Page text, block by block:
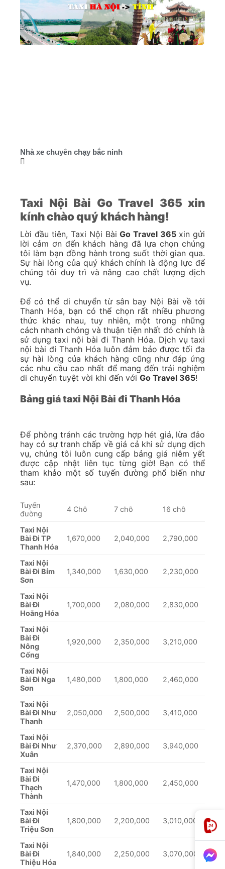
Nhà xe chuyên chạy bắc ninh
Taxi Nội Bài Go Travel 365 xin
kính chào quý khách hàng!
Lời đầu tiên, Taxi Nội BàiGo Travel 365 xin gửi
lời cảm ơn đến khách hàng đã lựa chọn chúng
tôi làm bạn đồng hành trong suốt thời gian qua.
Sự hài lòng của quý khách chính là động lực để
chúng tôi duy trì và nâng cao chất lượng dịch
vụ.
Để có thể di chuyển từ sân bay Nội Bài về tới
Thanh Hóa, bạn có thể chọn rất nhiều phương
thức khác nhau, tuy nhiên, một trong những
cách nhanh chóng và thuận tiện nhất đó chính là
sử dụng taxi nội bài đi Thanh Hóa. Dịch vụ taxi
nội bài đi Thanh Hóa luôn đảm bảo được tối đa
sự hài lòng của khách hàng cũng như đáp ứng
các nhu cầu cao nhất để mang đến trải nghiệm
di chuyển tuyệt vời khi đến với Go Travel 365!
Bảng giá taxi Nội Bài đi Thanh Hóa
Để phòng tránh các trường hợp hét giá, lừa đảo
hay có sự tranh chấp về giá cả khi sử dụng dịch
vụ, chúng tôi luôn cung cấp bảng giá niêm yết
được cập nhật liên tục từng giờ! Bạn có thể
tham khảo một số tuyến đường phổ biến như
sau:
Tuyến
đường
4 Chỗ 7 chỗ 16 chỗ
Taxi Nội
Bài Đi TP
Thanh Hóa
1,670,000 2,040,000 2,790,000
Taxi Nội
Bài Đi Bỉm
Sơn
1,340,000 1,630,000 2,230,000
Taxi Nội
Bài Đi
Hoằng Hóa
1,700,000 2,080,000 2,830,000
Taxi Nội
Bài Đi
Nông
Cống
1,920,000 2,350,000 3,210,000
Taxi Nội
Bài Đi Nga
Sơn
1,480,000 1,800,000 2,460,000
Taxi Nội
Bài Đi Như
Thanh
2,050,000 2,500,000 3,410,000
Taxi Nội
Bài Đi Như
Xuân
2,370,000 2,890,000 3,940,000
Taxi Nội
Bài Đi
Thạch
Thành
1,470,000 1,800,000 2,450,000
Taxi Nội
Bài Đi
Triệu Sơn
1,800,000 2,200,000 3,010,000
Taxi Nội
Bài Đi
Thiệu Hóa
1,840,000 2,250,000 3,070,000